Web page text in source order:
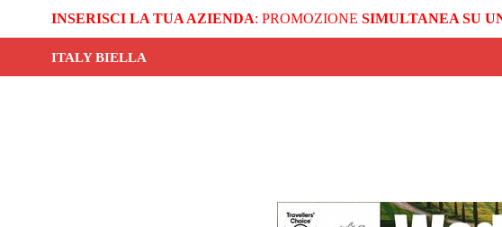
INSERISCI LA TUA AZIENDA: PROMOZIONE SIMULTANEA SU
ITALY BIELLA